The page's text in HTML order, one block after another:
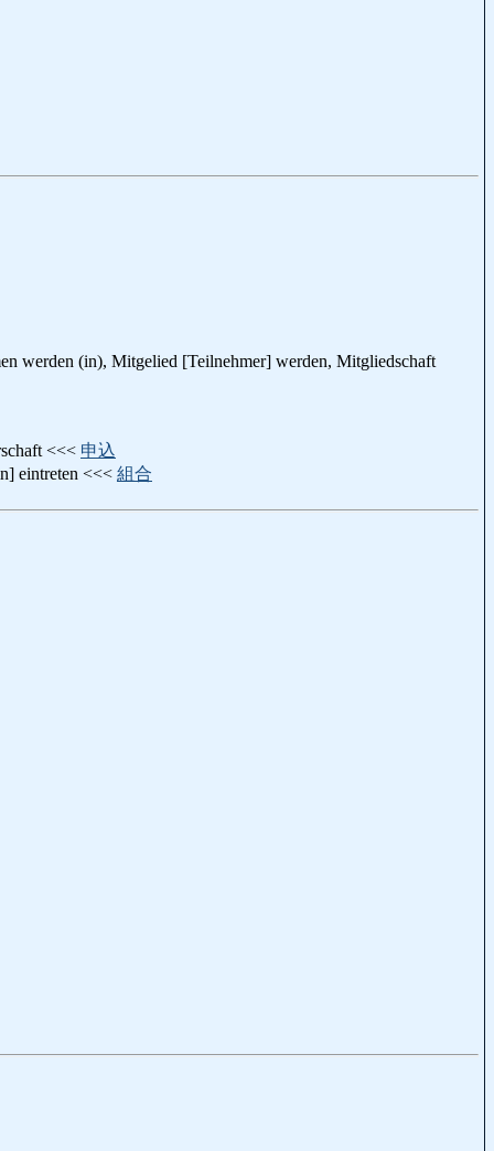
werden (in), Mitgelied [Teilnehmer] werden, Mitgliedschaft
<<< 申込
eintreten <<< 組合